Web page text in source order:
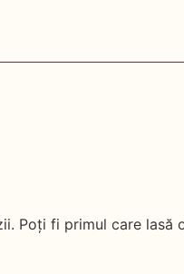
Poți fi primul care lasă